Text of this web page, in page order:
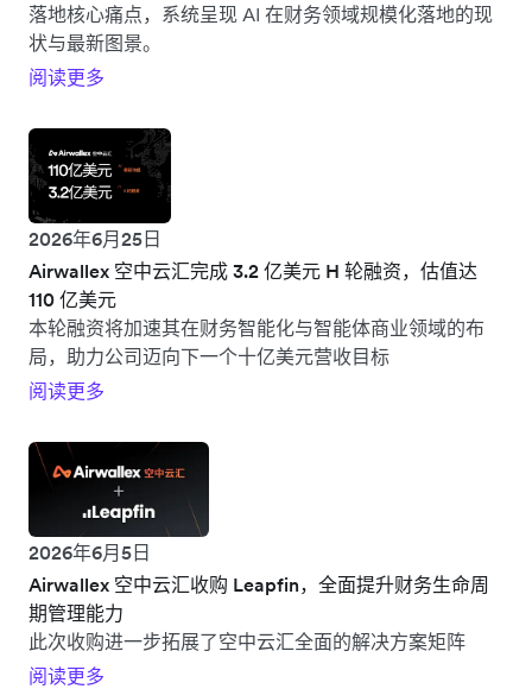
落地核心痛点，系统呈现 AI 在财务领域规模化落地的现
状与最新图景。
阅读更多
2026年6月25日
Airwallex 空中云汇完成 3.2 亿美元 H 轮融资，估值达
110 亿美元
本轮融资将加速其在财务智能化与智能体商业领域的布
局，助力公司迈向下一个十亿美元营收目标
阅读更多
2026年6月5日
Airwallex 空中云汇收购 Leapfin，全面提升财务生命周
期管理能力
此次收购进一步拓展了空中云汇全面的解决方案矩阵
阅读更多